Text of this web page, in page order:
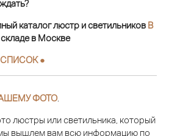
каталог люстр и светильников В
складе в Москве
●
ФОТО
люстры или светильника, который
вышлем вам всю информацию по